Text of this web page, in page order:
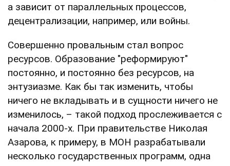
а зависит от параллельных процессов,
децентрализации, например, или войны.
Совершенно провальным стал вопрос
ресурсов. Образование "реформируют"
постоянно, и постоянно без ресурсов, на
энтузиазме. Как бы так изменить, чтобы
ничего не вкладывать и в сущности ничего не
изменилось, – такой подход прослеживается с
начала 2000-х. При правительстве Николая
Азарова, к примеру, в МОН разрабатывали
несколько государственных программ, одна